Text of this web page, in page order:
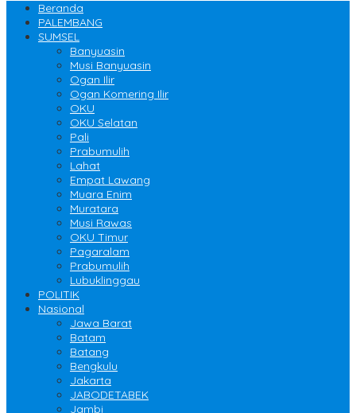
Beranda
PALEMBANG
SUMSEL
Banyuasin
Musi Banyuasin
Ogan Ilir
Ogan Komering Ilir
OKU
OKU Selatan
Pali
Prabumulih
Lahat
Empat Lawang
Muara Enim
Muratara
Musi Rawas
OKU Timur
Pagaralam
Prabumulih
Lubuklinggau
POLITIK
Nasional
Jawa Barat
Batam
Batang
Bengkulu
Jakarta
JABODETABEK
Jambi